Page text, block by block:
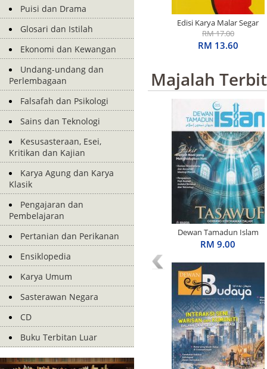
Puisi dan Drama
Glosari dan Istilah
Ekonomi dan Kewangan
Undang-undang dan
Perlembagaan
Falsafah dan Psikologi
Sains dan Teknologi
Kesusasteraan, Esei,
Kritikan dan Kajian
Karya Agung dan Karya
Klasik
Pengajaran dan
Pembelajaran
Pertanian dan Perikanan
Ensiklopedia
Karya Umum
Sasterawan Negara
CD
Buku Terbitan Luar
Edisi Karya Malar Segar
Penerima S.E.A. Write
Award: Basah Dalam
RM 17.00
RM 13.60
Majalah
Dewan Tamadun Islam
April 2026
RM 9.00